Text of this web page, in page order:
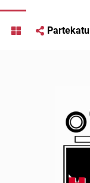
Partekatu